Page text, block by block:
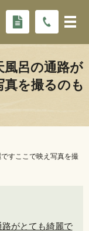
風呂の通路が
を撮るのも
すここで映え写真を撮